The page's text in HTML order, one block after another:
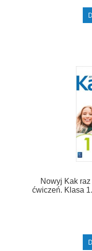
Nowyj Kak
ćwiczeń. Klasa